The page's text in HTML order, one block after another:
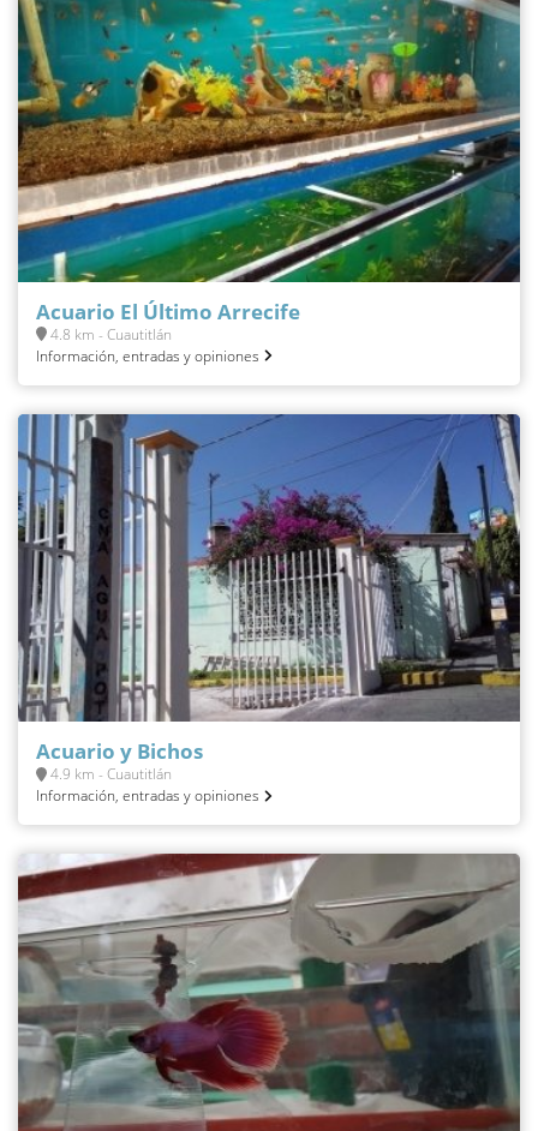
Acuario El Último Arrecife
4.8 km - Cuautitlán
Información, entradas y opiniones
Acuario y Bichos
4.9 km - Cuautitlán
Información, entradas y opiniones